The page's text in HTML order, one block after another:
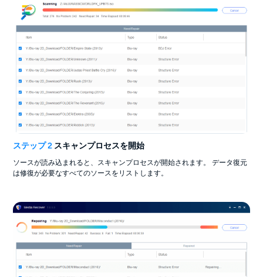
ステップ 2 スキャンプロセスを開始
ソースが読み込まれると、スキャンプロセスが開始されます。 データ復元
は修復が必要なすべてのソースをリストします。